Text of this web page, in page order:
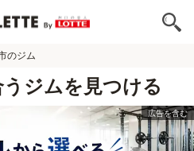
のジム
ジムを見つける